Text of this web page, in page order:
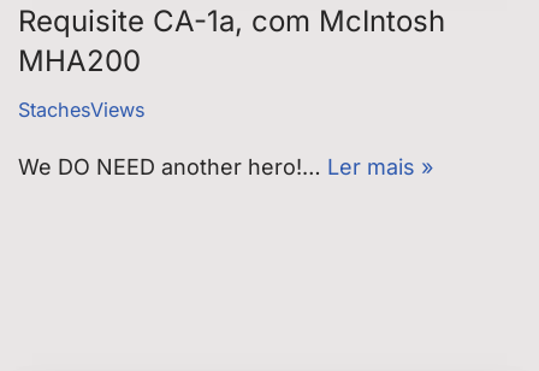
Requisite CA-1a, com McIntosh
MHA200
StachesViews
We DO NEED another hero!… Ler mais »